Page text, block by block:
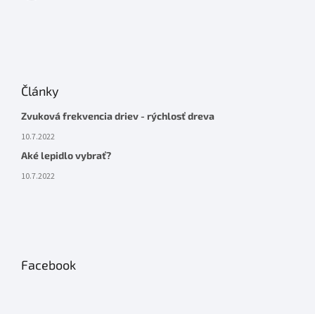
Články
Zvuková frekvencia driev - rýchlosť dreva
10.7.2022
Aké lepidlo vybrať?
10.7.2022
Facebook